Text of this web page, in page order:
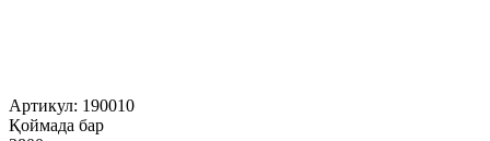
Артикул: 190010
Қоймада бар